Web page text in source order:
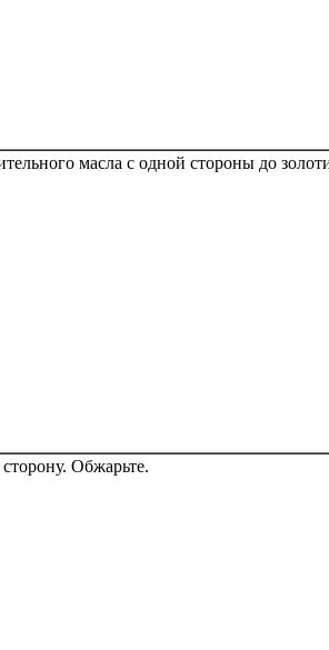
масла с одной стороны до
Обжарьте.